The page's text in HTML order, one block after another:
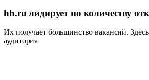
hh.ru лидирует по количеству
Их получает большинство вакансий.
аудитория